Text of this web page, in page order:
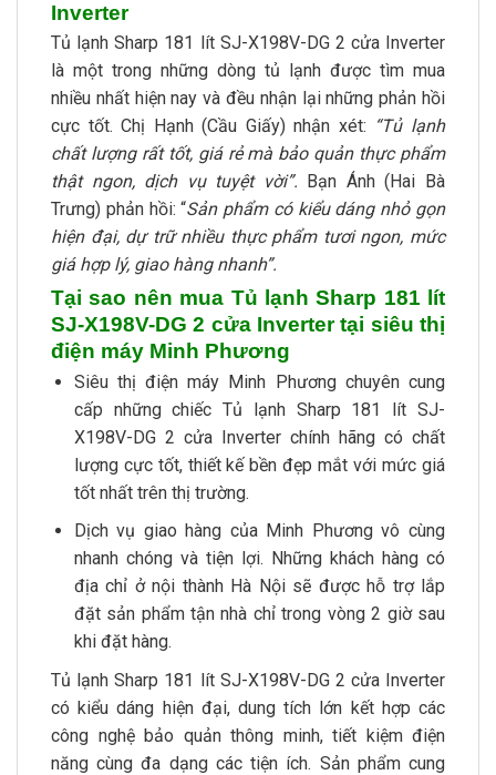
Inverter
Tủ lạnh Sharp 181 lít SJ-X198V-DG 2 cửa Inverter
là một trong những dòng tủ lạnh được tìm mua
nhiều nhất hiện nay và đều nhận lại những phản hồi
cực tốt. Chị Hạnh (Cầu Giấy) nhận xét: “Tủ lạnh
chất lượng rất tốt, giá rẻ mà bảo quản thực phẩm
thật ngon, dịch vụ tuyệt vời”. Bạn Ánh (Hai Bà
Trưng) phản hồi: “Sản phẩm có kiểu dáng nhỏ gọn
hiện đại, dự trữ nhiều thực phẩm tươi ngon, mức
giá hợp lý, giao hàng nhanh”.
Tại sao nên mua Tủ lạnh Sharp 181 lít
SJ-X198V-DG 2 cửa Inverter tại siêu thị
điện máy Minh Phương
Siêu thị điện máy Minh Phương chuyên cung
cấp những chiếc Tủ lạnh Sharp 181 lít SJ-
X198V-DG 2 cửa Inverter chính hãng có chất
lượng cực tốt, thiết kế bền đẹp mắt với mức giá
tốt nhất trên thị trường.
Dịch vụ giao hàng của Minh Phương vô cùng
nhanh chóng và tiện lợi. Những khách hàng có
địa chỉ ở nội thành Hà Nội sẽ được hỗ trợ lắp
đặt sản phẩm tận nhà chỉ trong vòng 2 giờ sau
khi đặt hàng.
Tủ lạnh Sharp 181 lít SJ-X198V-DG 2 cửa Inverter
có kiểu dáng hiện đại, dung tích lớn kết hợp các
công nghệ bảo quản thông minh, tiết kiệm điện
năng cùng đa dạng các tiện ích. Sản phẩm cung